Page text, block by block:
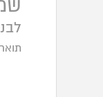
תואר